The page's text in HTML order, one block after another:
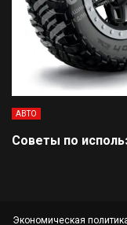
АВТО
Советы по
Экономическая